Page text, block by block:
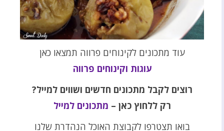
עוד מתכונים לקינוחים פרווה תמצאו כאן
עוגות וקינוחים פרווה
רוצים לקבל מתכונים חדשים ושווים למייל?
רק ללחוץ כאן – מתכונים למייל
בואו תצטרפו לקבוצת האוכל הנהדרת שלנו